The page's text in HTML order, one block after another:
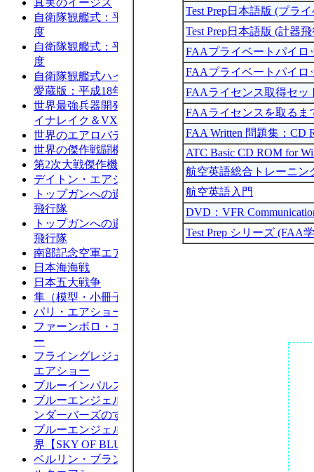
Test Prep日本語版 (プラ
Test Prep日本語版 (計器
FAAプライベートパイロ
FAAプライベートパイロ
FAAライセンス取得セッ
FAAライセンスを取るま
FAA Written 問題集：CD
ATC Basic CD ROM for
航空英語総合トレーニン
航空英語入門
DVD：VFR
Test Prep シリーズ (FAA